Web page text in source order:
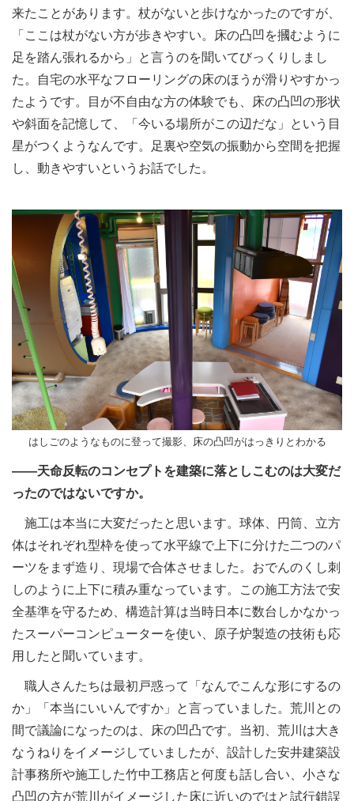
来たことがあります。杖がないと歩けなかったのですが、
「ここは杖がない方が歩きやすい。床の凸凹を摑むように
足を踏ん張れるから」と言うのを聞いてびっくりしまし
た。自宅の水平なフローリングの床のほうが滑りやすかっ
たようです。目が不自由な方の体験でも、床の凸凹の形状
や斜面を記憶して、「今いる場所がこの辺だな」という目
星がつくようなんです。足裏や空気の振動から空間を把握
し、動きやすいというお話でした。
はしごのようなものに登って撮影、床の凸凹がはっきりとわかる
――天命反転のコンセプトを建築に落としこむのは大変だ
ったのではないですか。
施工は本当に大変だったと思います。球体、円筒、立方
体はそれぞれ型枠を使って水平線で上下に分けた二つのパ
ーツをまず造り、現場で合体させました。おでんのくし刺
しのように上下に積み重なっています。この施工方法で安
全基準を守るため、構造計算は当時日本に数台しかなかっ
たスーパーコンピューターを使い、原子炉製造の技術も応
用したと聞いています。
職人さんたちは最初戸惑って「なんでこんな形にするの
か」「本当にいいんですか」と言っていました。荒川との
間で議論になったのは、床の凹凸です。当初、荒川は大き
なうねりをイメージしていましたが、設計した安井建築設
計事務所や施工した竹中工務店と何度も話し合い、小さな
凸凹の方が荒川がイメージした床に近いのではと試行錯誤